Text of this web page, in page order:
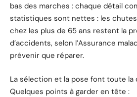
bas des marches : chaque détail
statistiques sont nettes : les
chez les plus de 65 ans restent la
d’accidents, selon l’Assurance
prévenir que réparer.
La sélection et la pose font toute la
Quelques points à garder en tête :